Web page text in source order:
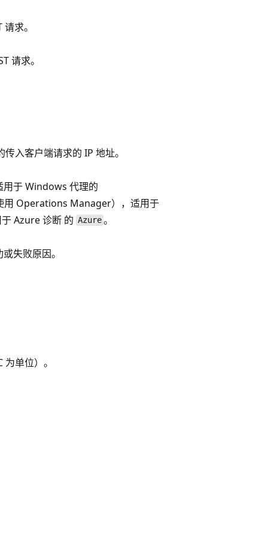
求。
请求。
入客户端请求的 IP 地址。
用于 Windows 代理的
用 Operations Manager），适用于
于 Azure 诊断 的Azure。
失败原因。
单位）。